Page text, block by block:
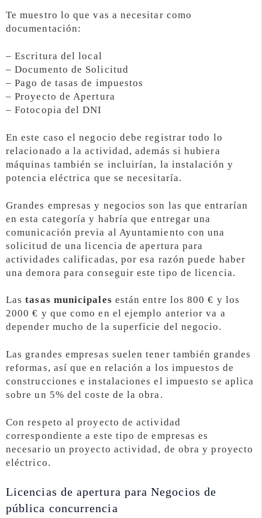
Te muestro lo que vas a necesitar como
documentación:
– Escritura del local
– Documento de Solicitud
– Pago de tasas de impuestos
– Proyecto de Apertura
– Fotocopia del DNI
En este caso el negocio debe registrar todo lo
relacionado a la actividad, además si hubiera
máquinas también se incluirían, la instalación y
potencia eléctrica que se necesitaría.
Grandes empresas y negocios son las que entrarían
en esta categoría y habría que entregar una
comunicación previa al Ayuntamiento con una
solicitud de una licencia de apertura para
actividades calificadas, por esa razón puede haber
una demora para conseguir este tipo de licencia.
Lastasas municipales están entre los 800 € y los
2000 € y que como en el ejemplo anterior va a
depender mucho de la superficie del negocio.
Las grandes empresas suelen tener también grandes
reformas, así que en relación a los impuestos de
construcciones e instalaciones el impuesto se aplica
sobre un 5% del coste de la obra.
Con respeto al proyecto de actividad
correspondiente a este tipo de empresas es
necesario un proyecto actividad, de obra y proyecto
eléctrico.
Licencias de apertura para Negocios de
pública concurrencia